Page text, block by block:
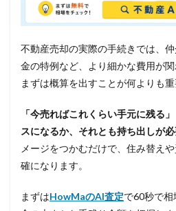
不動産売却の実際の手続きでは、
金の特例など、より細かな費用が関
まずは概算を出すことが何よりも重
「今売ればこれくらい手元に残る
スになるか、それとも持ち出しが必
メージをつかむだけで、住み替え
確になります。
まずはHowMaのAI査定で60秒で